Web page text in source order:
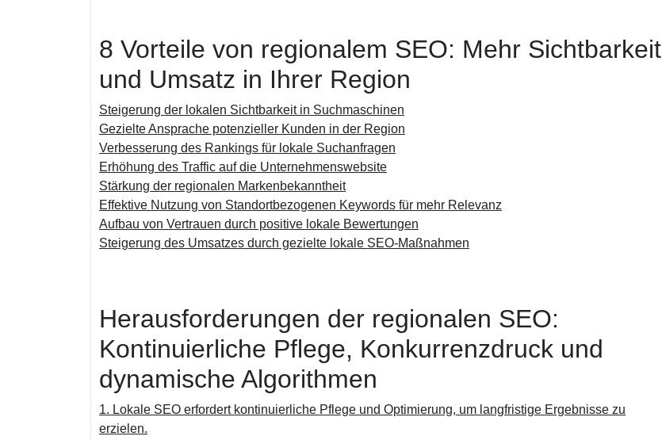
8 Vorteile von regionalem SEO: Mehr Sichtbarkeit
und Umsatz in Ihrer Region
Steigerung der lokalen Sichtbarkeit in Suchmaschinen
Gezielte Ansprache potenzieller Kunden in der Region
Verbesserung des Rankings für lokale Suchanfragen
Erhöhung des Traffic auf die Unternehmenswebsite
Stärkung der regionalen Markenbekanntheit
Effektive Nutzung von Standortbezogenen Keywords für mehr Relevanz
Aufbau von Vertrauen durch positive lokale Bewertungen
Steigerung des Umsatzes durch gezielte lokale SEO-Maßnahmen
Herausforderungen der regionalen SEO:
Kontinuierliche Pflege, Konkurrenzdruck und
dynamische Algorithmen
1. Lokale SEO erfordert kontinuierliche Pflege und Optimierung, um langfristige Ergebnisse zu
erzielen.